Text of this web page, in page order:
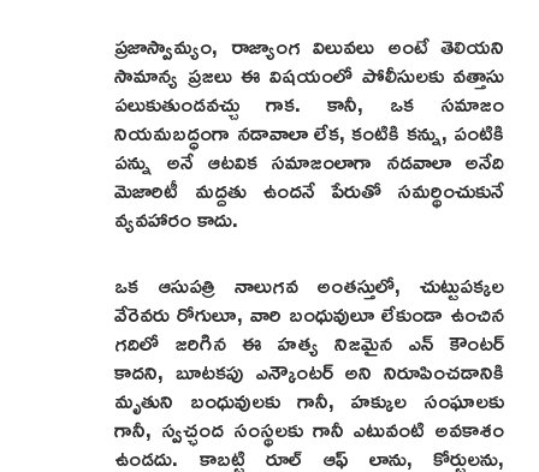
ప్రజాస్వామ్యం, రాజ్యాంగ విలువలు అంటే తెలియని
సామాన్య ప్రజలు ఈ విషయంలో పోలీసులకు వత్తాసు
పలుకుతుండవచ్చు గాక. కానీ, ఒక సమాజం
నియమబద్ధంగా నడావాలా లేక, కంటికి కన్ను, పంటికి
పన్ను అనే ఆటవిక సమాజంలాగా నడవాలా అనేది
మెజారిటీ మద్దతు ఉందనే పేరుతో సమర్థించుకునే
వ్యవహారం కాదు.
ఒక ఆసుపత్రి నాలుగవ అంతస్తులో, చుట్టుపక్కల
వేరెవరు రోగులూ, వారి బంధువులూ లేకుండా ఉంచిన
గదిలో జరిగిన ఈ హత్య నిజమైన ఎన్ కౌంటర్
కాదని, బూటకపు ఎన్కౌంటర్ అని నిరూపించడానికి
మృతుని బంధువులకు గానీ, హక్కుల సంఘాలకు
గానీ, స్వచ్ఛంద సంస్థలకు గానీ ఎటువంటి అవకాశం
ఉండదు. కాబట్టి రూల్ ఆఫ్ లాను, కోర్టులను,